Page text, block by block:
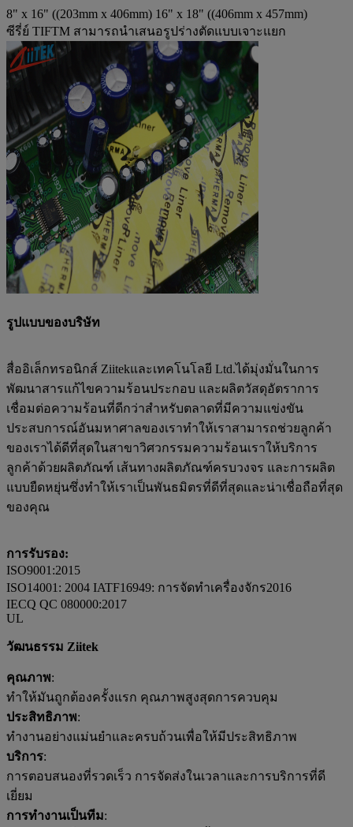
8" x 16" ((203mm x 406mm) 16" x 18" ((406mm x 457mm)
ซีรี่ย์ TIFTM สามารถนําเสนอรูปร่างตัดแบบเจาะแยก
รูปแบบของบริษัท
สื่ออิเล็กทรอนิกส์ Ziitekและเทคโนโลยี Ltd.ได้มุ่งมั่นในการ
พัฒนาสารแก้ไขความร้อนประกอบ และผลิตวัสดุอัตราการ
เชื่อมต่อความร้อนที่ดีกว่าสําหรับตลาดที่มีความแข่งขัน
ประสบการณ์อันมหาศาลของเราทําให้เราสามารถช่วยลูกค้า
ของเราได้ดีที่สุดในสาขาวิศวกรรมความร้อนเราให้บริการ
ลูกค้าด้วยผลิตภัณฑ์ เส้นทางผลิตภัณฑ์ครบวงจร และการผลิต
แบบยืดหยุ่นซึ่งทําให้เราเป็นพันธมิตรที่ดีที่สุดและน่าเชื่อถือที่สุด
ของคุณ
การรับรอง:
ISO9001:2015
ISO14001: 2004 IATF16949: การจัดทําเครื่องจักร2016
IECQ QC 080000:2017
UL
วัฒนธรรม Ziitek
คุณภาพ:
ทําให้มันถูกต้องครั้งแรก คุณภาพสูงสุดการควบคุม
ประสิทธิภาพ:
ทํางานอย่างแม่นยําและครบถ้วนเพื่อให้มีประสิทธิภาพ
บริการ:
การตอบสนองที่รวดเร็ว การจัดส่งในเวลาและการบริการที่ดี
เยี่ยม
การทํางานเป็นทีม: